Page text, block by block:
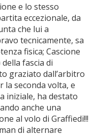
e lo stesso
eccezionale, da
che lui a
tecnicamente, sa
fisica; Cascione
fascia di
graziato dall’arbitro
la seconda volta, e
iniziale, ha destato
anche una
al volo di Graffiedi!!!
di alternare